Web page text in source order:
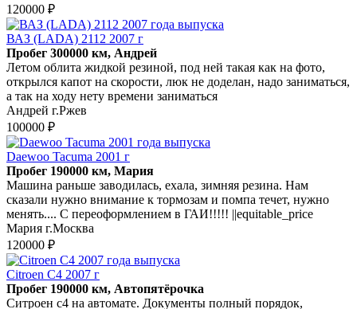
120000 ₽
ВАЗ (LADA) 2112 2007 г
Пробег 300000 км, Андрей
Летом облита жидкой резиной, под ней такая как на фото,
открылся капот на скорости, люк не доделан, надо заниматься,
а так на ходу нету времени заниматься
Андрей г.Ржев
100000 ₽
Daewoo Tacuma 2001 г
Пробег 190000 км, Мария
Машина раньше заводилась, ехала, зимняя резина. Нам
сказали нужно внимание к тормозам и помпа течет, нужно
менять.... С переоформлением в ГАИ!!!!! ||equitable_price
Мария г.Москва
120000 ₽
Citroen C4 2007 г
Пробег 190000 км, Автопятёрочка
Ситроен с4 на автомате. Документы полный порядок,